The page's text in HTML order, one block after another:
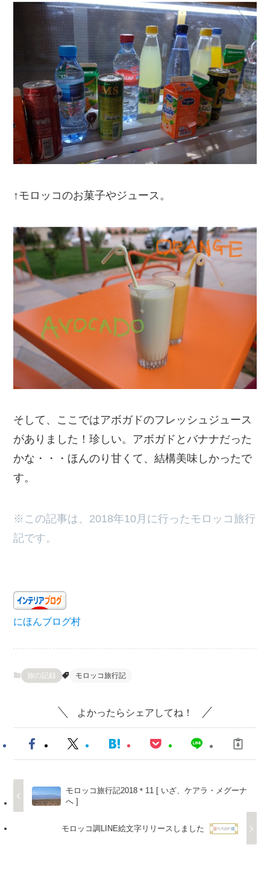
↑モロッコのお菓子やジュース。
そして、ここではアボガドのフレッシュジュース
がありました！珍しい。アボガドとバナナだった
かな・・・ほんのり甘くて、結構美味しかったで
す。
※この記事は、2018年10月に行ったモロッコ旅行
記です。
にほんブログ村
旅の記録 モロッコ旅行記
よかったらシェアしてね！
モロッコ旅行記2018＊11 [ いざ、ケアラ・メグーナ
へ ]
モロッコ調LINE絵文字リリースしました